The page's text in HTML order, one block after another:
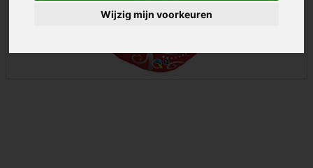
Wijzig mijn voorkeuren